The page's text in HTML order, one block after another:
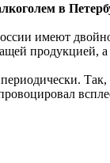
в
имеют
продукцией,